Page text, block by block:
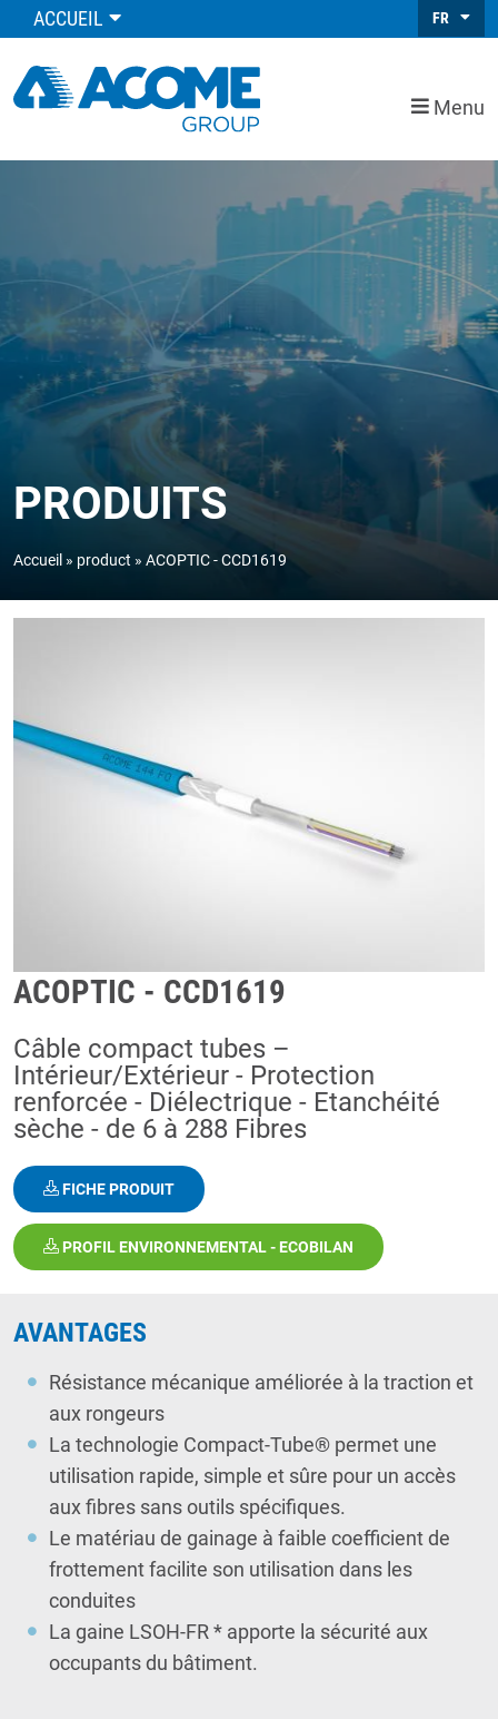
ACCUEIL FR
Menu
PRODUITS
Accueil product ACOPTIC - CCD1619
ACOPTIC - CCD1619
Câble compact tubes –
Intérieur/Extérieur - Protection
renforcée - Diélectrique - Etanchéité
sèche - de 6 à 288 Fibres
FICHE PRODUIT
PROFIL ENVIRONNEMENTAL - ECOBILAN
AVANTAGES
Résistance mécanique améliorée à la traction et
aux rongeurs
La technologie Compact-Tube® permet une
utilisation rapide, simple et sûre pour un accès
aux fibres sans outils spécifiques.
Le matériau de gainage à faible coefficient de
frottement facilite son utilisation dans les
conduites
La gaine LSOH-FR * apporte la sécurité aux
occupants du bâtiment.